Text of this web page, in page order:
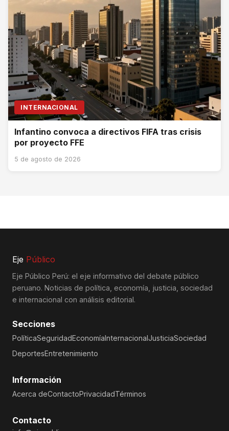
INTERNACIONAL
Infantino convoca a directivos FIFA tras crisis
por proyecto FFE
5 de agosto de 2026
Eje Público
Eje Público Perú: el eje informativo del debate público
peruano. Noticias de política, economía, justicia, sociedad
e internacional con análisis editorial.
Secciones
PolíticaSeguridadEconomíaInternacionalJusticiaSociedad
DeportesEntretenimiento
Información
Acerca deContactoPrivacidadTérminos
Contacto